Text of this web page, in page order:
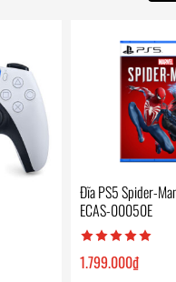
Đĩa PS5 Spider-
ECAS-00050E
1.799.000₫